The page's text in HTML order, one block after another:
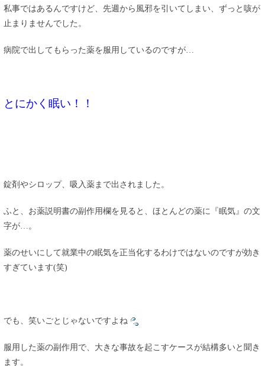
私事ではあるんですけど、先週から風邪を引いてしまい、ずっと咳が
止まりませんでした。
病院で出してもらった薬を服用しているのですが…
とにかく眠い！！
錠剤やシロップ、吸入薬まで出されました。
ふと、お薬説明書の副作用欄を見ると、ほとんどの薬に『眠気』の文
字が…。
薬のせいにして就業中の眠気を正当化するわけではないのですが効き
すぎています(笑)
でも、笑いごとじゃないですよね
服用した薬の副作用で、大きな事故を起こすケースが結構多いと聞き
ます。